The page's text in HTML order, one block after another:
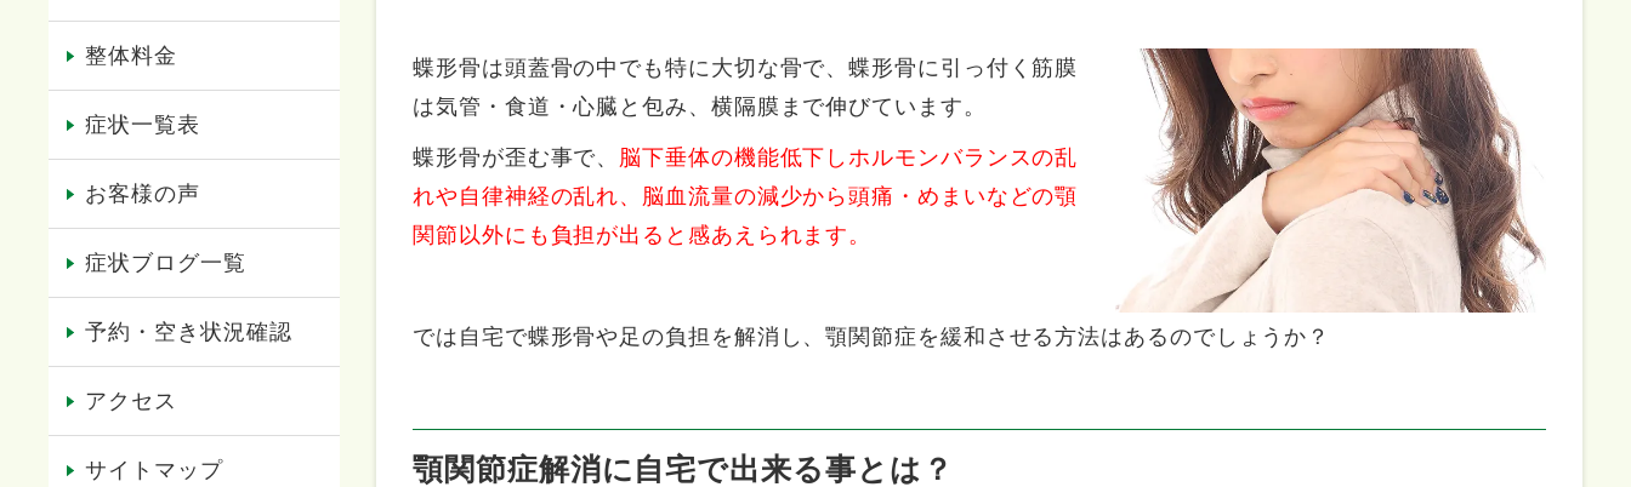
蝶形骨は頭蓋骨の中でも特に大切な骨で、蝶形骨に引っ付く筋膜
は気管・食道・心臓と包み、横隔膜まで伸びています。
蝶形骨が歪む事で、 脳下垂体の機能低下しホルモンバランスの乱
れや自律神経の乱れ、脳血流量の減少から頭痛・めまいなどの顎
関節以外にも負担が出ると感あえられます。
では自宅で蝶形骨や足の負担を解消し、顎関節症を緩和させる方法はあるのでしょうか？
顎関節症解消に自宅で出来る事とは？
整体料金
症状一覧表
お客様の声
症状ブログ一覧
予約・空き状況確認
アクセス
サイトマップ